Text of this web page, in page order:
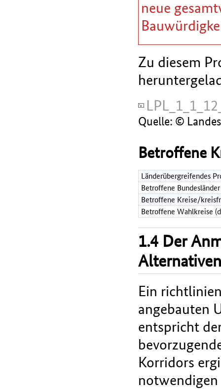
neue
Zu diesem
Quelle: ©
Betroffene
Länderübergreifendes
Betroffene Bundesländer
Betroffene Kreise/
Betroffene Wahlkreise
1.4 Der
Ein
angebauten
entspricht
Korridors